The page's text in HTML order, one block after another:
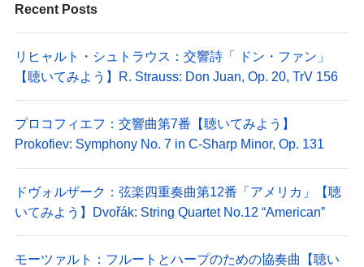
Recent Posts
リヒャルト・シュトラウス：交響詩「 ドン・ファン」
【聴いてみよう】R. Strauss: Don Juan, Op. 20, TrV 156
プロコフィエフ：交響曲第7番【聴いてみよう】
Prokofiev: Symphony No. 7 in C-Sharp Minor, Op. 131
ドヴォルザーク：弦楽四重奏曲第12番「アメリカ」【聴
いてみよう】Dvořák: String Quartet No.12 “American”
モーツァルト：フルートとハープのための協奏曲【聴い